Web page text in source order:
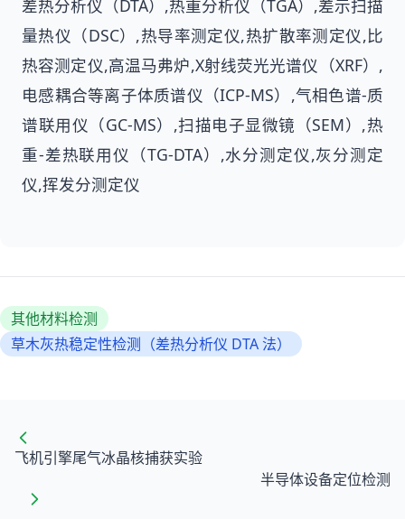
差热分析仪（DTA）,热重分析仪（TGA）,差示扫描
量热仪（DSC）,热导率测定仪,热扩散率测定仪,比
热容测定仪,高温马弗炉,X射线荧光光谱仪（XRF）,
电感耦合等离子体质谱仪（ICP-MS）,气相色谱-质
谱联用仪（GC-MS）,扫描电子显微镜（SEM）,热
重-差热联用仪（TG-DTA）,水分测定仪,灰分测定
仪,挥发分测定仪
其他材料检测
草木灰热稳定性检测（差热分析仪 DTA 法）
飞机引擎尾气冰晶核捕获实验
半导体设备定位检测